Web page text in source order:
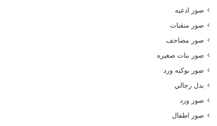
صور ادعيه
صور منقبات
صور مصاحف
صور بنات صغيره
صور بوكيه ورد
بدل رجالي
صور ورد
صور اطفال